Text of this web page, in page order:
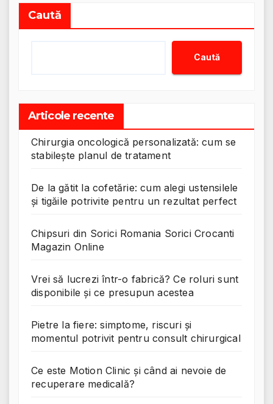
Caută
Caută
Articole recente
Chirurgia oncologică personalizată: cum se
stabilește planul de tratament
De la gătit la cofetărie: cum alegi ustensilele
și tigăile potrivite pentru un rezultat perfect
Chipsuri din Sorici Romania Sorici Crocanti
Magazin Online
Vrei să lucrezi într-o fabrică? Ce roluri sunt
disponibile și ce presupun acestea
Pietre la fiere: simptome, riscuri și
momentul potrivit pentru consult chirurgical
Ce este Motion Clinic și când ai nevoie de
recuperare medicală?